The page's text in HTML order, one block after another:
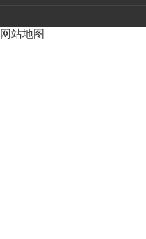
网站地图